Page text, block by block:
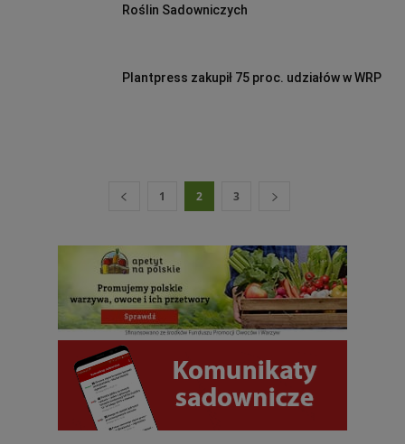
Roślin Sadowniczych
Plantpress zakupił 75 proc. udziałów w WRP
1 2 3